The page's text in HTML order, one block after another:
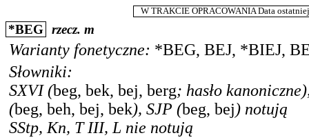
W TRAKCIE OPRACOWANIA Data
*BEG rzecz. m
Warianty fonetyczne: *BEG, BEJ, *BIEJ,
Słowniki:
SXVI(beg, bek, bej, berg; hasło
(beg, beh, bej, bek), SJP (beg, bej) notują
SStp, Kn, T III, L nie notują